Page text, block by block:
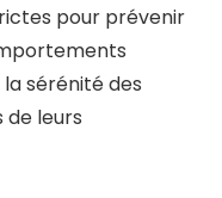
pour prévenir
sérénité des
de leurs